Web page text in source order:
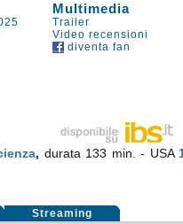
Multimedia
Trailer
Video recensioni
diventa fan
, durata 133 min. - USA
Streaming